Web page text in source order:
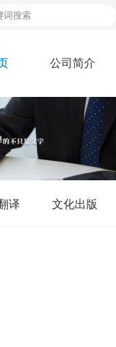
公司简介
于
我
译 文化出版